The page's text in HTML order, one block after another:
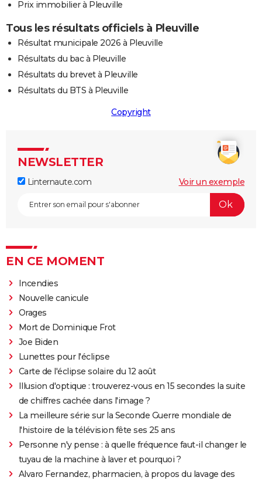
Prix immobilier à Pleuville
Tous les résultats officiels à Pleuville
Résultat municipale 2026 à Pleuville
Résultats du bac à Pleuville
Résultats du brevet à Pleuville
Résultats du BTS à Pleuville
Copyright
NEWSLETTER
Linternaute.com Voir un exemple
EN CE MOMENT
Incendies
Nouvelle canicule
Orages
Mort de Dominique Frot
Joe Biden
Lunettes pour l'éclipse
Carte de l'éclipse solaire du 12 août
Illusion d'optique : trouverez-vous en 15 secondes la suite
de chiffres cachée dans l'image ?
La meilleure série sur la Seconde Guerre mondiale de
l'histoire de la télévision fête ses 25 ans
Personne n'y pense : à quelle fréquence faut-il changer le
tuyau de la machine à laver et pourquoi ?
Alvaro Fernandez, pharmacien, à propos du lavage des